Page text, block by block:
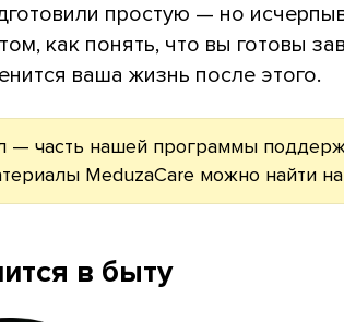
простую — но
как понять, что вы готовы
ваша жизнь после этого.
— часть нашей программы
MeduzaCare можно найти
в быту